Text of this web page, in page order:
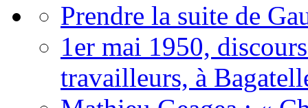
Prendre la suite de
1er mai 1950,
travailleurs, à